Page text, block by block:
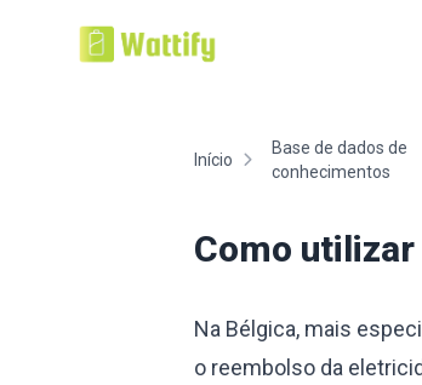
Início
Base de dados de
conhecimentos
Como utilizar
Na Bélgica, mais
o reembolso da